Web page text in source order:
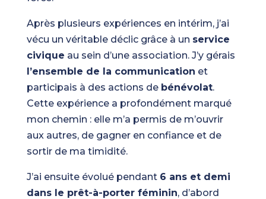
Après plusieurs expériences en intérim, j’ai
vécu un véritable déclic grâce à un service
civique au sein d’une association. J’y gérais
l’ensemble de la communication et
participais à des actions de bénévolat.
Cette expérience a profondément marqué
mon chemin : elle m’a permis de m’ouvrir
aux autres, de gagner en confiance et de
sortir de ma timidité.
J’ai ensuite évolué pendant 6 ans et demi
dans le prêt-à-porter féminin, d’abord